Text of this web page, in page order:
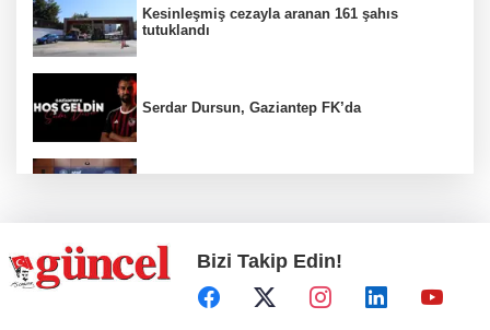
Kesinleşmiş cezayla aranan 161 şahıs
tutuklandı
Serdar Dursun, Gaziantep FK’da
Define avcıları yakalandı
Bizi Takip Edin!